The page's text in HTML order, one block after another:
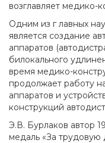
возглавляет медико-
Одним из г лавных
является создание
аппаратов
билокального
время медико-
продолжает работу
аппаратов и
конструкций
Э.В. Бурлаков автор
медаль «За трудовую